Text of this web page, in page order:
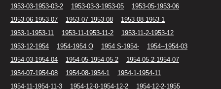
1953-03-1953-03-2 1953-03-3-1953-05
1953-05-1953-06
1953-06-1953-07
1953-07-1953-08
1953-08-1953-1
1953-1-1953-11
1953-11-1953-11-2
1953-11-2-1953-12
1953-12-1954
1954-1954 O 1954 S-1954-
1954--1954-03
1954-03-1954-04
1954-05-1954-05-2
1954-05-2-1954-07
1954-07-1954-08
1954-08-1954-1
1954-1-1954-11
1954-11-1954-11-3
1954-12-0-1954-12-2
1954-12-2-1955